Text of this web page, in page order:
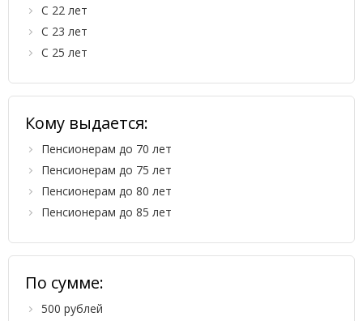
С 22 лет
С 23 лет
С 25 лет
Кому выдается:
Пенсионерам до 70 лет
Пенсионерам до 75 лет
Пенсионерам до 80 лет
Пенсионерам до 85 лет
По сумме:
500 рублей